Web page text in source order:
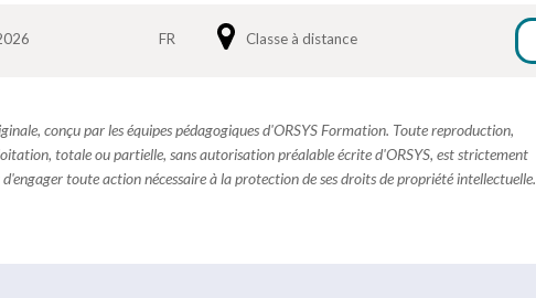
FR Classe à distance
conçu par les équipes pédagogiques d'ORSYS Formation. Toute reproduction,
totale ou partielle, sans autorisation préalable écrite d'ORSYS, est strictement
toute action nécessaire à la protection de ses droits de propriété intellectuelle.